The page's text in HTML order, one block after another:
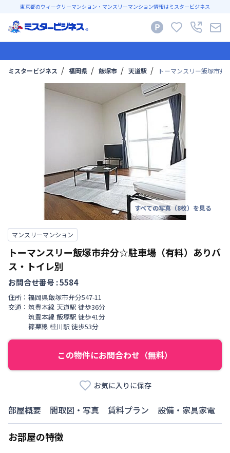
東京都のウィークリーマンション・マンスリーマンション情報はミスタービジネス
ミスタービジネス 福岡県 飯塚市 天道駅 トーマンスリー飯塚市
すべての写真（8枚）を見る
マンスリーマンション
トーマンスリー飯塚市弁分☆駐車場（有料）ありバ
ス・トイレ別
お問合せ番号 :5584
住所： 福岡県飯塚市弁分547-11
交通： 筑豊本線 天道駅 徒歩36分
筑豊本線 飯塚駅 徒歩41分
篠栗線 桂川駅 徒歩53分
この物件にお問合わせ（無料）
お気に入りに保存
部屋概要 間取図・写真 賃料プラン 設備・家具家電
お部屋の特徴